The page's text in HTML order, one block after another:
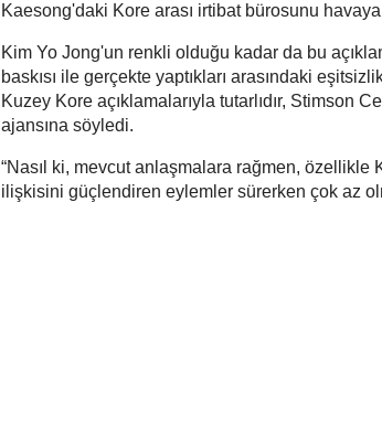
Kaesong'daki Kore arası irtibat bürosunu
Kim Yo Jong'un renkli olduğu kadar da bu
baskısı ile gerçekte yaptıkları arasındaki
Kuzey Kore açıklamalarıyla tutarlıdır, Stimson
ajansına söyledi.
“Nasıl ki, mevcut anlaşmalara rağmen,
ilişkisini güçlendiren eylemler sürerken çok az